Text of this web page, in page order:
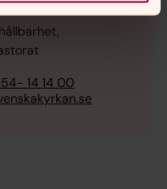
14 14 00